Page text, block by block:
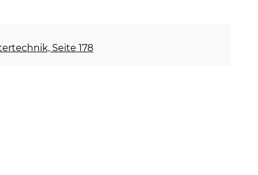
Seite 178